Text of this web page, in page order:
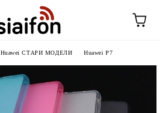
Huawei СТАРИ МОДЕЛИ Huawei P7